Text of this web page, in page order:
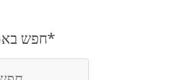
חפש באתר זה*